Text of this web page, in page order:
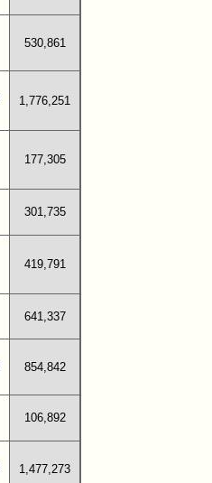
530,861
1,776,251
177,305
301,735
419,791
641,337
854,842
106,892
1,477,273